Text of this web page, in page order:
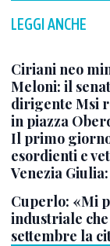
LEGGI ANCHE
Ciriani neo
Meloni: il
dirigente Msi
in piazza
Il primo
esordienti e
Venezia
Cuperlo: «Mi
industriale
settembre la